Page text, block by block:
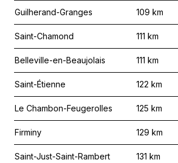
Guilherand-Granges 109 km
Saint-Chamond 111 km
Belleville-en-Beaujolais 111 km
Saint-Étienne 122 km
Le Chambon-Feugerolles 125 km
Firminy 129 km
Saint-Just-Saint-Rambert 131 km